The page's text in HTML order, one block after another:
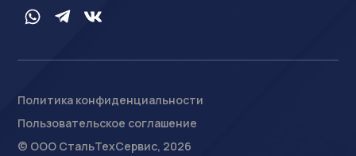
Политика конфиденциальности
Пользовательское соглашение
© ООО СтальТехСервис, 2026
На сайте осуществляется обработка пользовательских
Условиями обработки пользовательских данных